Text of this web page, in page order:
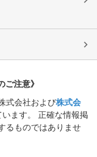
ご注意》
式会社および株式会
ます。 正確な情報掲
るものではありませ